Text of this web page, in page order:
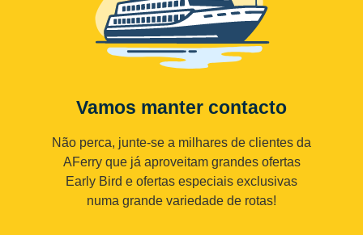
Vamos manter contacto
Não perca, junte-se a milhares de clientes da
AFerry que já aproveitam grandes ofertas
Early Bird e ofertas especiais exclusivas
numa grande variedade de rotas!